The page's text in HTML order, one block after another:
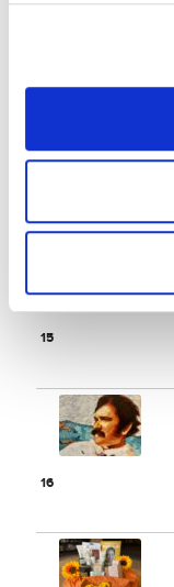
14
15
16